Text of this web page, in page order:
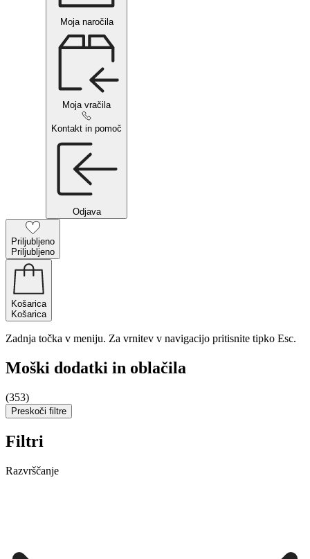
Moja naročila
Moja vračila
Kontakt in pomoč
Odjava
Priljubljeno
Priljubljeno
Košarica
Košarica
Zadnja točka v meniju. Za vrnitev v navigacijo pritisnite tipko Esc.
Moški dodatki in oblačila
(353)
Preskoči filtre
Filtri
Razvrščanje